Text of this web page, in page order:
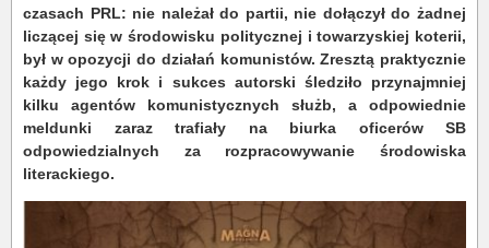
czasach PRL: nie należał do partii, nie dołączył do żadnej
liczącej się w środowisku politycznej i towarzyskiej koterii,
był w opozycji do działań komunistów. Zresztą praktycznie
każdy jego krok i sukces autorski śledziło przynajmniej
kilku agentów komunistycznych służb, a odpowiednie
meldunki zaraz trafiały na biurka oficerów SB
odpowiedzialnych za rozpracowywanie środowiska
literackiego.